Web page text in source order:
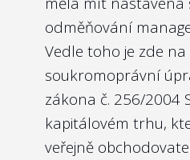
odměňování
Vedle toho je zde
soukromoprávní
zákona č. 256/2004
kapitálovém trhu,
veřejně